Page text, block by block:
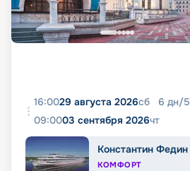
16:0029 августа 2026сб 6 дн/5
09:0003 сентября 2026чт
Константин Федин
КОМФОРТ